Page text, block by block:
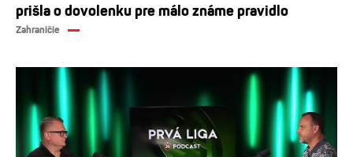
prišla o dovolenku pre málo známe pravidlo
Zahraničie